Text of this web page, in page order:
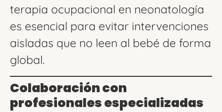
terapia ocupacional en neonatología
es esencial para evitar intervenciones
aisladas que no leen al bebé de forma
global.
Colaboración con
profesionales especializadas